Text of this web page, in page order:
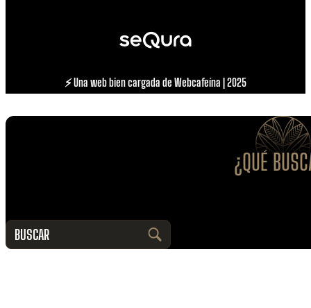
⚡ Una web bien cargada de Webcafeína | 2025
¿QUÉ